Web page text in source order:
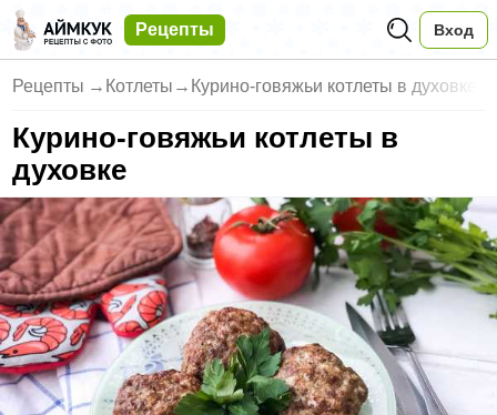
Рецепты Вход
Рецепты → Котлеты → Курино-говяжьи котлеты в духовке
Курино-говяжьи котлеты в
духовке